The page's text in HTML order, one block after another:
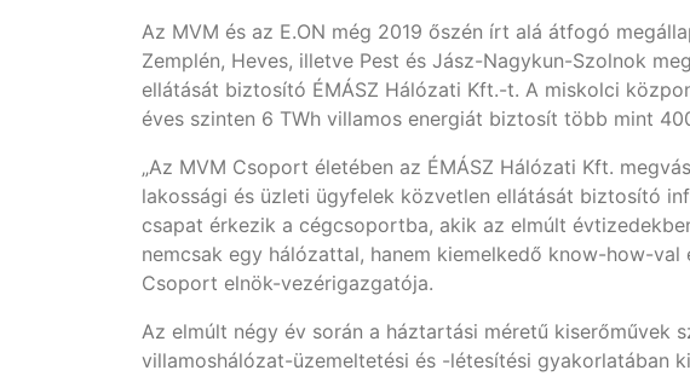
Az MVM és az E.ON még 2019 őszén írt alá átfogó
Zemplén, Heves, illetve Pest és Jász-Nagykun-Szolnok
ellátását biztosító ÉMÁSZ Hálózati Kft.-t. A miskolci
éves szinten 6 TWh villamos energiát biztosít több mint
„Az MVM Csoport életében az ÉMÁSZ Hálózati Kft.
lakossági és üzleti ügyfelek közvetlen ellátását biztosító
csapat érkezik a cégcsoportba, akik az elmúlt
nemcsak egy hálózattal, hanem kiemelkedő know-how-
Csoport elnök-vezérigazgatója.
Az elmúlt négy év során a háztartási méretű kiserőművek
villamoshálózat-üzemeltetési és -létesítési gyakorlatában